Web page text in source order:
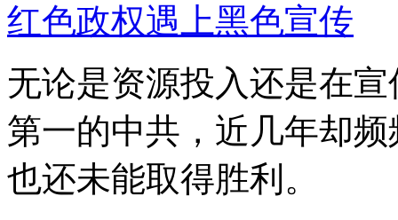
红色政权遇上黑色宣传
无论是资源投入还是在
第一的中共，近几年却
也还未能取得胜利。